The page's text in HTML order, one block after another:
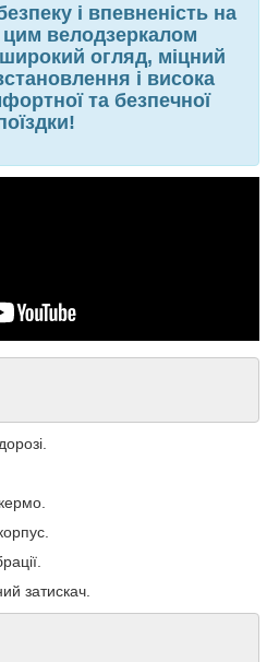
і впевненість на
цим велодзеркалом
огляд, міцний
і висока
та безпечної
затискач.